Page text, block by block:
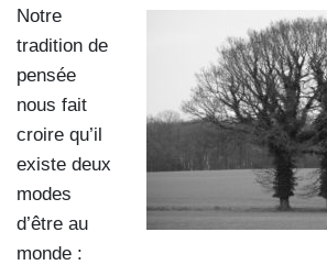
Notre
tradition de
pensée
nous fait
croire qu’il
existe deux
modes
d’être au
monde :